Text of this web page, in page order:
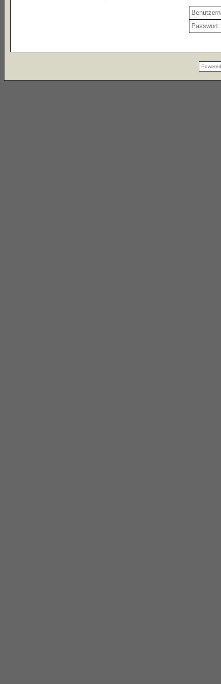
Passwort: